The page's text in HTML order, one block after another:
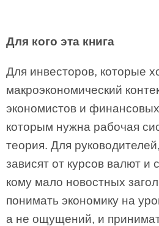
Для кого эта книга
Для инвесторов, которые
макроэкономический
экономистов и
которым нужна рабочая
теория. Для
зависят от курсов валют и
кому мало новостных
понимать экономику на
а не ощущений, и